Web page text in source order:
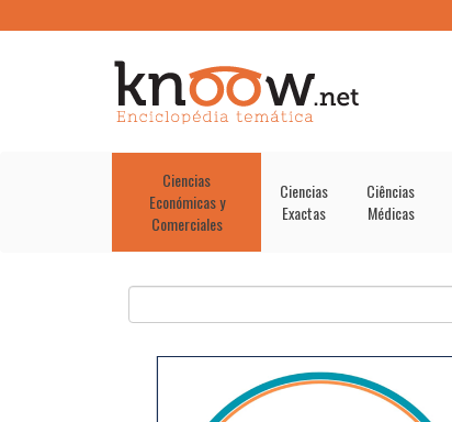
Ciencias
Económicas y
Comerciales
Ciencias
Exactas
Ciências
Médicas